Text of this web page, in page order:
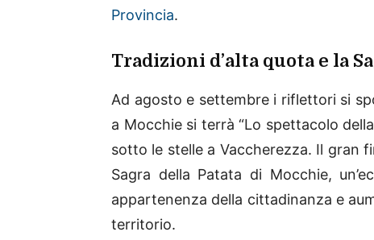
Provincia.
Tradizioni d’alta quota e la
Ad agosto e settembre i riflettori si
a Mocchie si terrà “Lo spettacolo
sotto le stelle a Vaccherezza. Il gran
Sagra della Patata di Mocchie,
appartenenza della cittadinanza e
territorio.